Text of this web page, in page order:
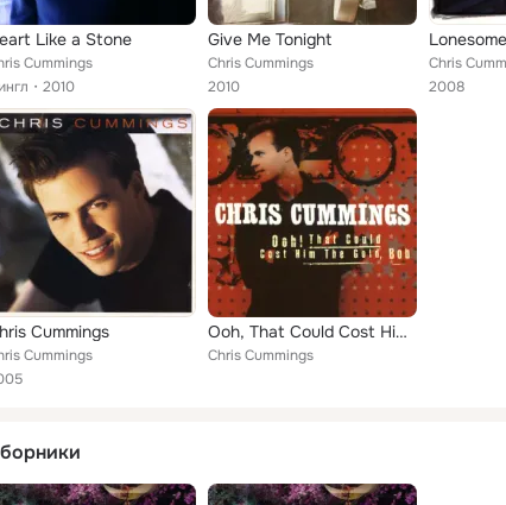
Like a Stone
Cummings
2010
Give Me Tonight
Chris Cummings
2010
Chris
2008
Cummings
Cummings
Ooh, That Could Cost Him The Gold, Bob
Chris Cummings